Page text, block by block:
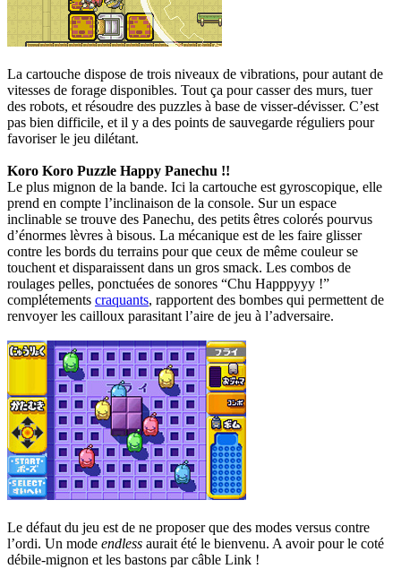
La cartouche dispose de trois niveaux de vibrations, pour autant de
vitesses de forage disponibles. Tout ça pour casser des murs, tuer
des robots, et résoudre des puzzles à base de visser-dévisser. C’est
pas bien difficile, et il y a des points de sauvegarde réguliers pour
favoriser le jeu dilétant.
Koro Koro Puzzle Happy Panechu !!
Le plus mignon de la bande. Ici la cartouche est gyroscopique, elle
prend en compte l’inclinaison de la console. Sur un espace
inclinable se trouve des Panechu, des petits êtres colorés pourvus
d’énormes lèvres à bisous. La mécanique est de les faire glisser
contre les bords du terrains pour que ceux de même couleur se
touchent et disparaissent dans un gros smack. Les combos de
roulages pelles, ponctuées de sonores “Chu Happpyyy !”
complétements craquants, rapportent des bombes qui permettent de
renvoyer les cailloux parasitant l’aire de jeu à l’adversaire.
Le défaut du jeu est de ne proposer que des modes versus contre
l’ordi. Un mode endless aurait été le bienvenu. A avoir pour le coté
débile-mignon et les bastons par câble Link !